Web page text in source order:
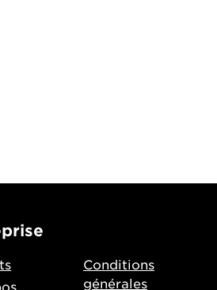
Conditions
générales